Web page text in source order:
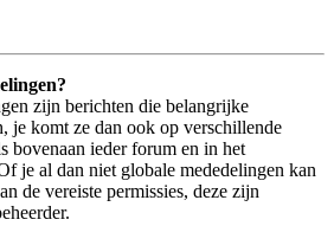
zijn berichten die belangrijke
je komt ze dan ook op verschillende
bovenaan ieder forum en in het
je al dan niet globale mededelingen kan
de vereiste permissies, deze zijn